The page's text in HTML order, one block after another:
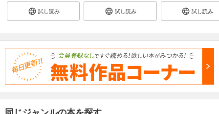
試し読み 試し読み 試し読み